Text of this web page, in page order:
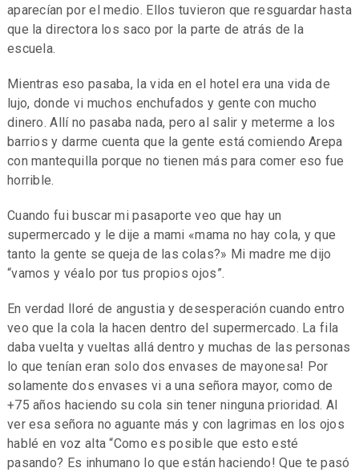
aparecían por el medio. Ellos tuvieron que resguardar hasta
que la directora los saco por la parte de atrás de la
escuela.
Mientras eso pasaba, la vida en el hotel era una vida de
lujo, donde vi muchos enchufados y gente con mucho
dinero. Allí no pasaba nada, pero al salir y meterme a los
barrios y darme cuenta que la gente está comiendo Arepa
con mantequilla porque no tienen más para comer eso fue
horrible.
Cuando fui buscar mi pasaporte veo que hay un
supermercado y le dije a mami «mama no hay cola, y que
tanto la gente se queja de las colas?» Mi madre me dijo
“vamos y véalo por tus propios ojos”.
En verdad lloré de angustia y desesperación cuando entro
veo que la cola la hacen dentro del supermercado. La fila
daba vuelta y vueltas allá dentro y muchas de las personas
lo que tenían eran solo dos envases de mayonesa! Por
solamente dos envases vi a una señora mayor, como de
+75 años haciendo su cola sin tener ninguna prioridad. Al
ver esa señora no aguante más y con lagrimas en los ojos
hablé en voz alta “Como es posible que esto esté
pasando? Es inhumano lo que están haciendo! Que te pasó